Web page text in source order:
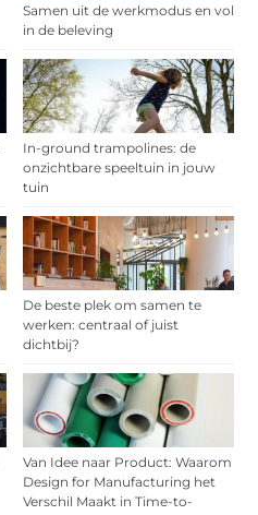
Samen uit de werkmodus en vol
in de beleving
In-ground trampolines: de
onzichtbare speeltuin in jouw
tuin
De beste plek om samen te
werken: centraal of juist
dichtbij?
Van Idee naar Product: Waarom
Design for Manufacturing het
Verschil Maakt in Time-to-